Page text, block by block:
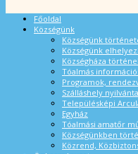
Főoldal
Községünk
Községünk
Községünk
Községháza
Tóalmás
Programok,
Szálláshely
Településképi
Egyház
Tóalmási amatőr
Községünkben
Közrend,